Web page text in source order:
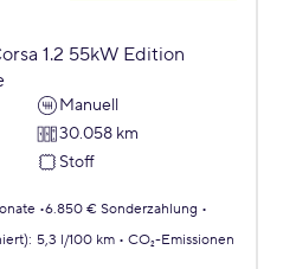
1.2 55kW Edition
Manuell
30.058 km
Stoff
6.850 € Sonderzahlung
: 5,3 l/100 km
CO₂-Emissionen